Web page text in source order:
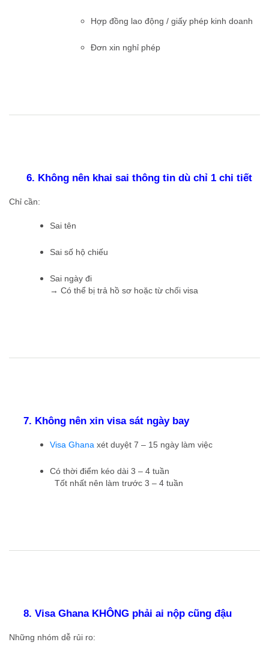
Hợp đồng lao động / giấy phép kinh doanh
Đơn xin nghỉ phép
6. Không nên khai sai thông tin dù chỉ 1 chi tiết
Chỉ cần:
Sai tên
Sai số hộ chiếu
Sai ngày đi
→ Có thể bị trả hồ sơ hoặc từ chối visa
7. Không nên xin visa sát ngày bay
Visa Ghana xét duyệt 7 – 15 ngày làm việc
Có thời điểm kéo dài 3 – 4 tuần
Tốt nhất nên làm trước 3 – 4 tuần
8. Visa Ghana KHÔNG phải ai nộp cũng đậu
Những nhóm dễ rủi ro: